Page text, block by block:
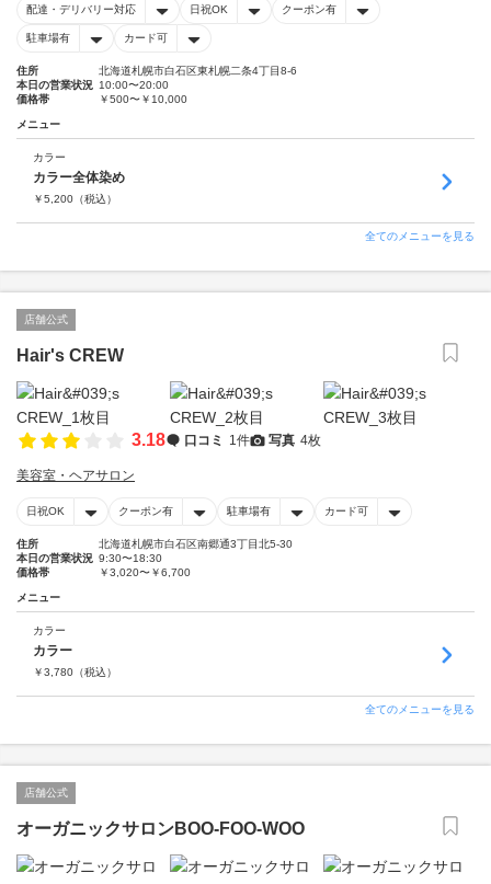
配達・デリバリー対応 日祝OK クーポン有
駐車場有 カード可
住所
北海道札幌市白石区東札幌二条4丁目8-6
本日の営業状況 10:00〜20:00
価格帯
￥500〜￥10,000
メニュー
カラー
カラー全体染め
￥5,200 （税込）
全てのメニューを見る
店舗公式
Hair's CREW
3.18 口コミ 1件 写真 4枚
美容室・ヘアサロン
日祝OK クーポン有 駐車場有 カード可
住所
北海道札幌市白石区南郷通3丁目北5-30
本日の営業状況 9:30〜18:30
価格帯
￥3,020〜￥6,700
メニュー
カラー
カラー
￥3,780 （税込）
全てのメニューを見る
店舗公式
オーガニックサロンBOO-FOO-WOO